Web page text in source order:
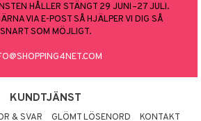
HÅLLER STÄNGT 29 JUNI–27 JULI.
VIA E-POST SÅ HJÄLPER VI DIG SÅ
SNART SOM MÖJLIGT.
KUNDTJÄNST
& SVAR GLÖMT LÖSENORD KONTAKT